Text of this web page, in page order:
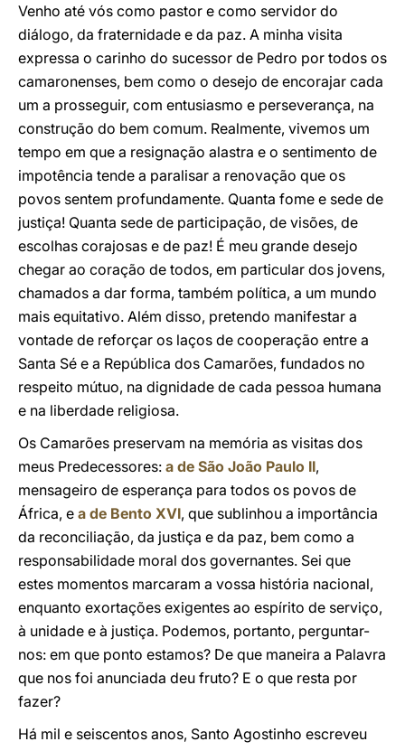
Venho até vós como pastor e como servidor do
diálogo, da fraternidade e da paz. A minha visita
expressa o carinho do sucessor de Pedro por todos os
camaronenses, bem como o desejo de encorajar cada
um a prosseguir, com entusiasmo e perseverança, na
construção do bem comum. Realmente, vivemos um
tempo em que a resignação alastra e o sentimento de
impotência tende a paralisar a renovação que os
povos sentem profundamente. Quanta fome e sede de
justiça! Quanta sede de participação, de visões, de
escolhas corajosas e de paz! É meu grande desejo
chegar ao coração de todos, em particular dos jovens,
chamados a dar forma, também política, a um mundo
mais equitativo. Além disso, pretendo manifestar a
vontade de reforçar os laços de cooperação entre a
Santa Sé e a República dos Camarões, fundados no
respeito mútuo, na dignidade de cada pessoa humana
e na liberdade religiosa.
Os Camarões preservam na memória as visitas dos
meus Predecessores: a de São João Paulo II,
mensageiro de esperança para todos os povos de
África, e a de Bento XVI, que sublinhou a importância
da reconciliação, da justiça e da paz, bem como a
responsabilidade moral dos governantes. Sei que
estes momentos marcaram a vossa história nacional,
enquanto exortações exigentes ao espírito de serviço,
à unidade e à justiça. Podemos, portanto, perguntar-
nos: em que ponto estamos? De que maneira a Palavra
que nos foi anunciada deu fruto? E o que resta por
fazer?
Há mil e seiscentos anos, Santo Agostinho escreveu